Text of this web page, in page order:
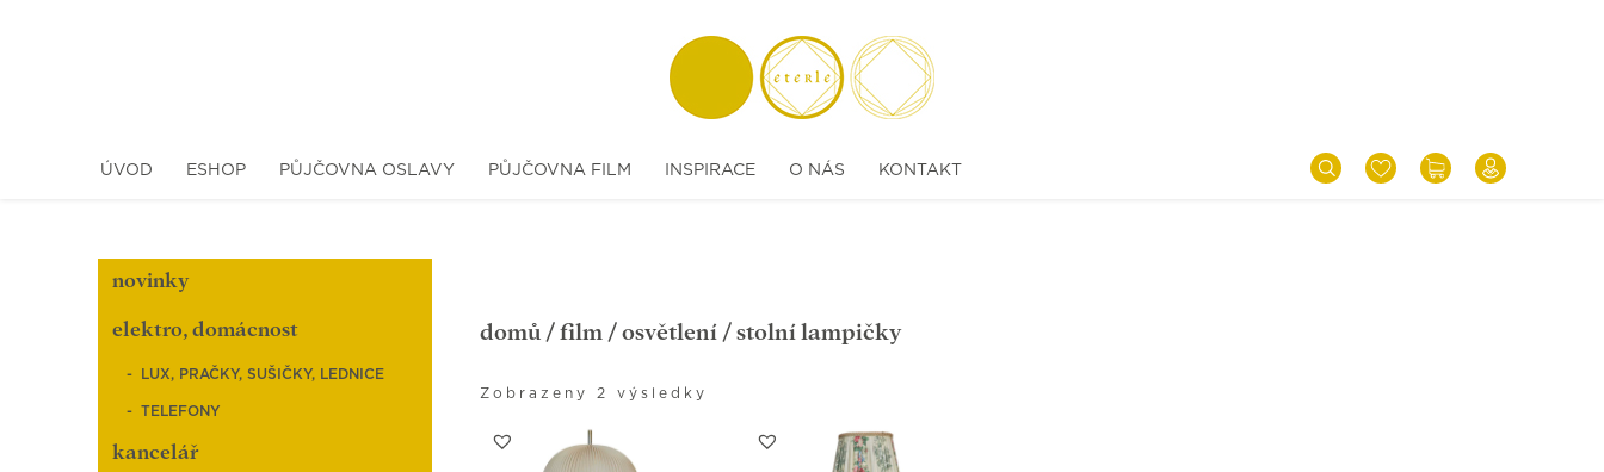
ÚVOD ESHOP PŮJČOVNA OSLAVY PŮJČOVNA FILM INSPIRACE O NÁS KONTAKT
novinky
elektro, domácnost
LUX, PRAČKY, SUŠIČKY, LEDNICE
TELEFONY
kancelář
domů / film / osvětlení / stolní lampičky
Zobrazeny 2 výsledky